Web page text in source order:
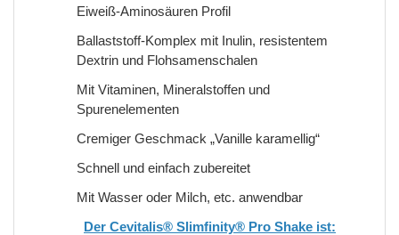
Eiweiß-Aminosäuren Profil
Ballaststoff-Komplex mit Inulin, resistentem
Dextrin und Flohsamenschalen
Mit Vitaminen, Mineralstoffen und
Spurenelementen
Cremiger Geschmack „Vanille karamellig“
Schnell und einfach zubereitet
Mit Wasser oder Milch, etc. anwendbar
Der Cevitalis® Slimfinity® Pro Shake ist: